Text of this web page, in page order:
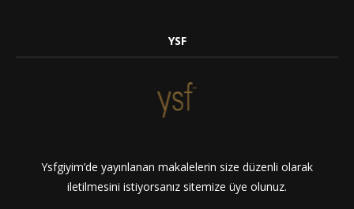
YSF
Ysfgiyim’de yayınlanan makalelerin size düzenli olarak
iletilmesini istiyorsanız sitemize üye olunuz.